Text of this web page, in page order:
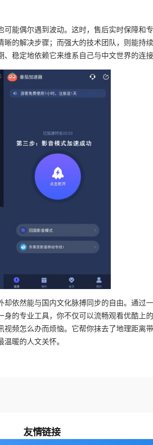
能偶尔遇到波动。这时，售后实时保障和
的解决步骤；而强大的技术团队，则能持
稳定地依赖它来维系自己与中文世界的连接
依然能与国内文化脉搏同步的自由。通过
的专业工具，你不仅可以流畅观看优酷上
频怎么办而烦恼。它帮你抹去了地理距离
暖的人文关怀。
友情链接